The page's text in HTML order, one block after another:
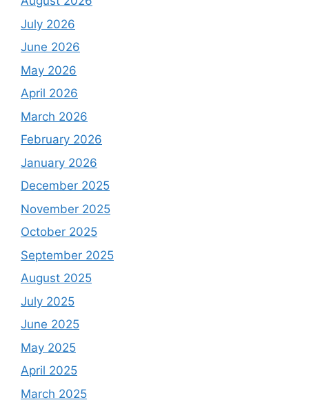
July 2026
June 2026
May 2026
April 2026
March 2026
February 2026
January 2026
December 2025
November 2025
October 2025
September 2025
August 2025
July 2025
June 2025
May 2025
April 2025
March 2025